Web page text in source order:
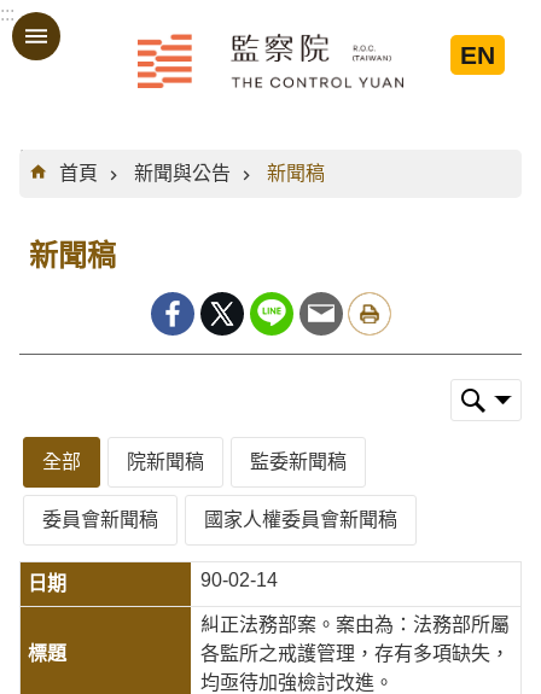
跳到主要內容區塊
:::
EN
:::
首頁
新聞與公告 新聞稿
新聞稿
全部 院新聞稿 監委新聞稿
委員會新聞稿 國家人權委員會新聞稿
90-02-14
糾正法務部案。案由為：法務部所屬
各監所之戒護管理，存有多項缺失，
均亟待加強檢討改進。